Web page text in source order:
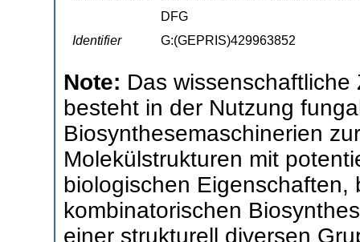
DFG
Identifier
G:(GEPRIS)429963852
Note: Das
besteht in der Nutzung
Biosynthesemaschinerien
Molekülstrukturen mit
biologischen
kombinatorischen
einer strukturell diversen